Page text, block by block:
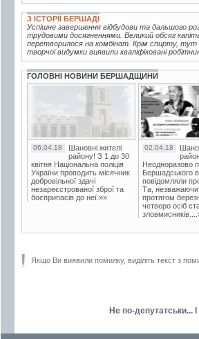
З ІСТОРІЇ БЕРШАДІ
Успішне завершення відбудови та дальшого
трудовими досягненнями. Великий обсяг
перетворилося на комбінат. Крім спирту, тут
творчої видумки виявили кваліфіковані
ГОЛОВНІ НОВИНИ БЕРШАДЩИНИ
06.04.18
Шановні жителі
району! З 1 до 30
квітня Національна поліція
України проводить місячник
добровільної здачі
незареєстрованої зброї та
боєприпасів до неї.»»
02.04.18
Неодноразово
Бершадського
повідомляли
Та, незважаючи
протягом
четверо осіб
Якщо Ви виявили помилку, виділіть текст з
Не по-депутатськи...